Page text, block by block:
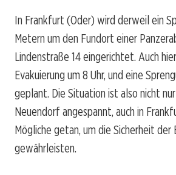
In Frankfurt (Oder) wird derweil ein
Metern um den Fundort einer
Lindenstraße 14 eingerichtet. Auch
Evakuierung um 8 Uhr, und eine
geplant. Die Situation ist also nicht
Neuendorf angespannt, auch in
Mögliche getan, um die Sicherheit der
gewährleisten.